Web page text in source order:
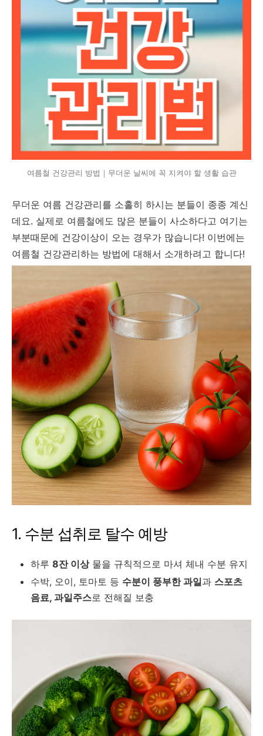
여름철 건강관리 방법｜무더운 날씨에 꼭 지켜야 할 생활 습관
무더운 여름 건강관리를 소홀히 하시는 분들이 종종 계신
데요. 실제로 여름철에도 많은 분들이 사소하다고 여기는
부분때문에 건강이상이 오는 경우가 많습니다! 이번에는
여름철 건강관리하는 방법에 대해서 소개하려고 합니다!
1. 수분 섭취로 탈수 예방
하루 8잔 이상물을 규칙적으로 마셔 체내 수분 유지
수박, 오이, 토마토 등 수분이 풍부한 과일과 스포츠
음료, 과일주스로 전해질 보충